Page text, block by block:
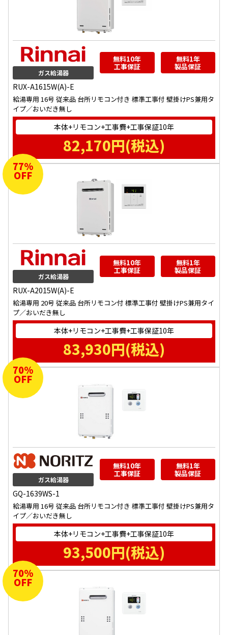
ガス給湯器
無料10年
工事保証
無料1年
製品保証
RUX-A1615W(A)-E
給湯専用 16号 従来品 台所リモコン付き 標準工事付 壁掛けPS兼用タ
イプ／おいだき無し
本体+リモコン+工事費+工事保証10年
82,170円(税込)
77%
OFF
ガス給湯器
無料10年
工事保証
無料1年
製品保証
RUX-A2015W(A)-E
給湯専用 20号 従来品 台所リモコン付 標準工事付 壁掛けPS兼用タイ
プ／おいだき無し
本体+リモコン+工事費+工事保証10年
83,930円(税込)
70%
OFF
ガス給湯器
無料10年
工事保証
無料1年
製品保証
GQ-1639WS-1
給湯専用 16号 従来品 台所リモコン付き 標準工事付 壁掛けPS兼用タ
イプ／おいだき無し
本体+リモコン+工事費+工事保証10年
93,500円(税込)
70%
OFF